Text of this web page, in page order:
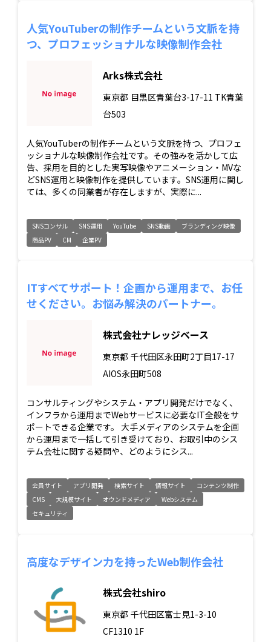
人気YouTuberの制作チームという文脈を持
つ、プロフェッショナルな映像制作会社
Arks株式会社
東京都 目黒区青葉台3-17-11 TK青葉
台503
人気YouTuberの制作チームという文脈を持つ、プロフェ
ッショナルな映像制作会社です。その強みを活かして広
告、採用を目的とした実写映像やアニメーション・MVな
どSNS運用と映像制作を提供しています。SNS運用に関し
ては、多くの同業者が存在しますが、実際に...
SNSコンサル SNS運用 YouTube SNS動画
ブランディング映像
商品PV
CM 企業PV
ITすべてサポート！企画から運用まで、お任
せください。お悩み解決のパートナー。
株式会社ナレッジベース
東京都 千代田区永田町2丁目17-17
AIOS永田町508
コンサルティングやシステム・アプリ開発だけでなく、
インフラから運用までWebサービスに必要なIT全般をサ
ポートできる企業です。 大手メディアのシステムを企画
から運用まで一括して引き受けており、お取引中のシス
テム会社に関する疑問や、どのようにシス...
会員サイト アプリ開発 検索サイト 情報サイト
コンテンツ制作
CMS
大規模サイト オウンドメディア
Webシステム
セキュリティ
高度なデザイン力を持ったWeb制作会社
株式会社shiro
東京都 千代田区富士見1-3-10
CF1310 1F